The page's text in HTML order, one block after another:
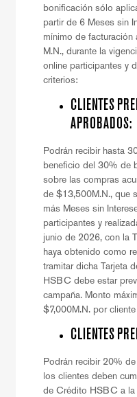
bonificación sólo
partir de 6 Meses sin
mínimo de
M.N., durante la
online participantes y
criterios:
CLIENTES
APROBADOS:
Podrán recibir hasta
beneficio del 30% de
sobre las compras
de $13,500M.N., que
más Meses sin
participantes y
junio de 2026, con la
haya obtenido como
tramitar dicha Tarjeta
HSBC debe estar
campaña. Monto
$7,000M.N. por cliente
CLIENTES
Podrán recibir 20%
los clientes deben
de Crédito HSBC a la